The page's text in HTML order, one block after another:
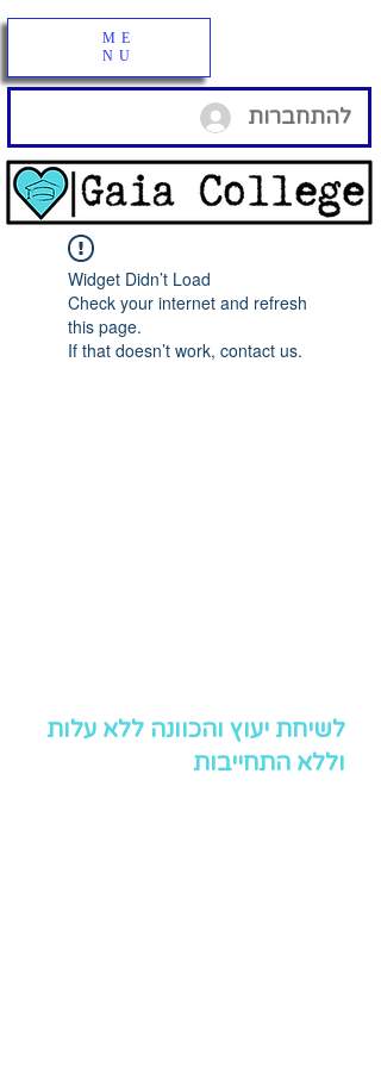
ME
NU
להתחברות
Widget Didn’t Load
Check your internet and refresh
this page.
If that doesn’t work, contact us.
לשיחת יעוץ והכוונה ללא עלות
וללא התחייבות